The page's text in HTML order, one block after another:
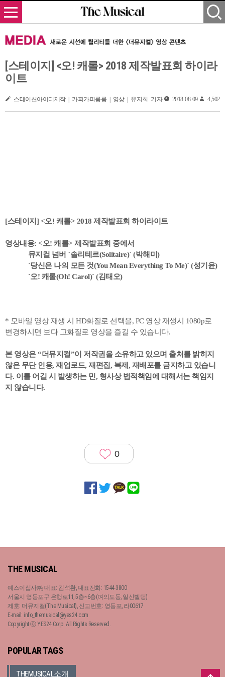
[스테이지] <오! 캐롤> 2018 제작발표회 하이라
이트
스테이션아이디제작 | 카피카피룸룸 | 영상 | 유지희 기자 2018-08-09 4,502
[스테이지] <오! 캐롤> 2018 제작발표회 하이라이트
영상내용: <오! 캐롤> 제작발표회 중에서
뮤지컬 넘버 `솔리테르(Solitaire)` (박해미)
`당신은 나의 모든 것(You Mean Everything To Me)` (성기윤)
`오! 캐롤(Oh! Carol)` (김태오)
* 모바일 영상 재생 시 HD화질로 선택을, PC 영상 재생시 1080p로
변경하시면 보다 고화질로 영상을 즐길 수 있습니다.
본 영상은 “더뮤지컬”이 저작권을 소유하고 있으며 출처를 밝히지
않은 무단 인용, 재업로드, 재편집, 복제, 재배포를 금지하고 있습니
다. 이를 어길 시 발생하는 민, 형사상 법적책임에 대해서는 책임지
지 않습니다.
0
THE MUSICAL
예스이십사㈜, 대표: 김석환, 대표전화: 1544-3800
서울시 영등포구 은행로11, 5층~6층(여의도동, 일신빌딩)
제호: 더뮤지컬(The Musical), 신고번호: 영등포, 라00617
E-mail: info_themusical@yes24.com
Copyright ⓒ YES24 Corp. All Rights Reserved.
POPULAR TAGS
THEMUSICAL소개